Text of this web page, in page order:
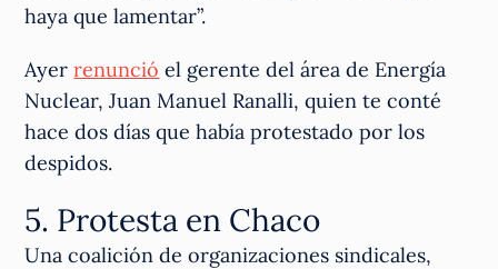
haya que lamentar”.
Ayerrenunció el gerente del área de Energía
Nuclear, Juan Manuel Ranalli, quien te conté
hace dos días que había protestado por los
despidos.
5. Protesta en Chaco
Una coalición de organizaciones sindicales,